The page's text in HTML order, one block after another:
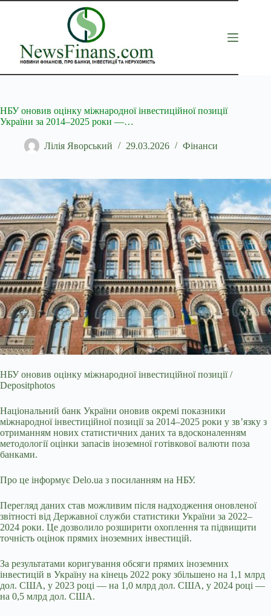
Перейти
НБУ оновив оцінку міжнародної інвестиційної позиції
України за 2014–2025 роки —…
Лілія Яворський 29.03.2026 Фінанси
НБУ оновив оцінку міжнародної інвестиційної позиції /
Depositphotos
Національний банк України оновив окремі показники
міжнародної інвестиційної позиції за 2014–2025 роки у зв’язку з
отриманням нових статистичних даних та вдосконаленням
методології оцінки запасів іноземної готівкової валюти поза
банками.
Про це інформує Delo.ua з посиланням на НБУ.
Перегляд даних став можливим після надходження оновленої
звітності від Державної служби статистики України за 2022–
2024 роки. Це дозволило розширити охоплення та підвищити
точність оцінок прямих іноземних інвестицій.
За результатами коригування обсяги прямих іноземних
інвестицій в Україну на кінець 2022 року збільшено на 1,1 млрд
дол. США, у 2023 році — на 1,0 млрд дол. США, у 2024 році —
на 0,5 млрд дол. США.